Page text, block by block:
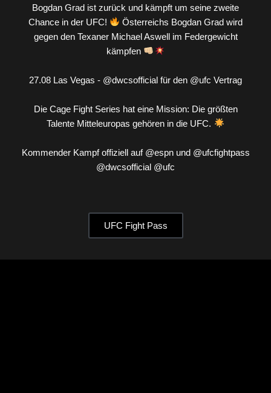
Bogdan Grad ist zurück und kämpft um seine zweite
Chance in der UFC!
Österreichs Bogdan Grad wird
gegen den Texaner Michael Aswell im Federgewicht
kämpfen
27.08 Las Vegas - @dwcsofficial für den @ufc Vertrag
Die Cage Fight Series hat eine Mission: Die größten
Talente Mitteleuropas gehören in die UFC.
Kommender Kampf offiziell auf @espn und @ufcfightpass
@dwcsofficial @ufc
UFC Fight Pass